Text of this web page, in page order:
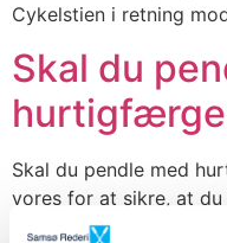
Cykelstien i retning
Skal du
Skal du pendle med
vores for at sikre, at
dag. Vi får dig